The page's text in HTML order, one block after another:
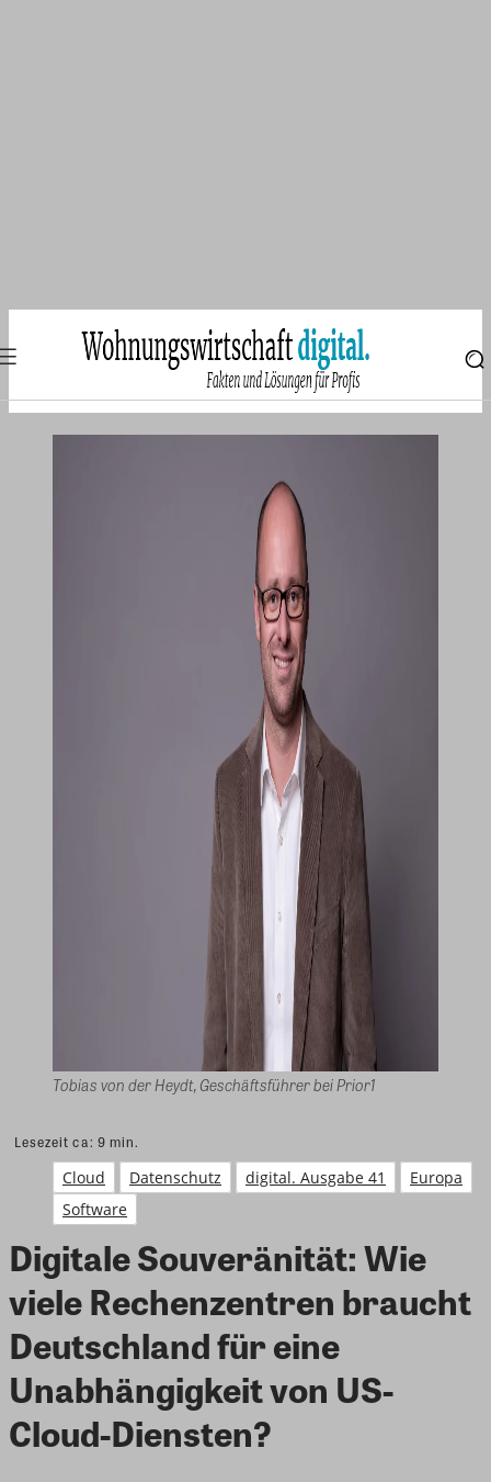
Tobias von der Heydt, Geschäftsführer bei Prior1
Lesezeit ca: 9 min.
Cloud Datenschutz digital. Ausgabe 41
Europa
Software
Digitale Souveränität: Wie
viele Rechenzentren braucht
Deutschland für eine
Unabhängigkeit von US-
Cloud-Diensten?